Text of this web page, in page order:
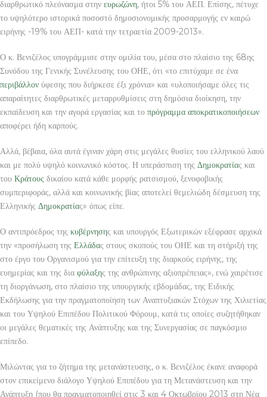
διαρθρωτικό πλεόνασμα στην ευρωζώνη, ήτοι 5% του ΑΕΠ. Επίσης, πέτυχε
το υψηλότερο ιστορικά ποσοστό δημοσιονομικής προσαρμογής εν καιρώ
ειρήνης -19% του ΑΕΠ- κατά την τετραετία 2009-2013».
Ο κ. Βενιζέλος υπογράμμισε στην ομιλία του, μέσα στο πλαίσιο της 68ης
Συνόδου της Γενικής Συνέλευσης του ΟΗΕ, ότι «το επιτύχαμε σε ένα
περιβάλλον ύφεσης που διήρκεσε έξι χρόνια» και «υλοποιήσαμε όλες τις
απαραίτητες διαρθρωτικές μεταρρυθμίσεις στη δημόσια διοίκηση, την
εκπαίδευση και την αγορά εργασίας και το πρόγραμμα αποκρατικοποιήσεων
αποφέρει ήδη καρπούς.
Αλλά, βέβαια, όλα αυτά έγιναν χάρη στις μεγάλες θυσίες του ελληνικού λαού
και με πολύ υψηλό κοινωνικό κόστος. Η υπεράσπιση της Δημοκρατίας και
του Κράτους δικαίου κατά κάθε μορφής ρατσισμού, ξενοφοβικής
συμπεριφοράς, αλλά και κοινωνικής βίας αποτελεί θεμελιώδη δέσμευση της
Ελληνικής Δημοκρατίας» όπως είπε.
Ο αντιπρόεδρος της κυβέρνησης και υπουργός Εξωτερικών εξέφρασε αρχικά
την «προσήλωση της Ελλάδας στους σκοπούς του ΟΗΕ και τη στήριξή της
στο έργο του Οργανισμού για την επίτευξη της διαρκούς ειρήνης, της
ευημερίας και της δια φύλαξης της ανθρώπινης αξιοπρέπειας», ενώ χαιρέτισε
τη διοργάνωση, στο πλαίσιο της υπουργικής εβδομάδας, της Ειδικής
Εκδήλωσης για την πραγματοποίηση των Αναπτυξιακών Στόχων της Χιλιετίας
και του Υψηλού Επιπέδου Πολιτικού Φόρουμ, κατά τις οποίες συζητήθηκαν
οι μεγάλες θεματικές της Ανάπτυξης και της Συνεργασίας σε παγκόσμιο
επίπεδο.
Μιλώντας για το ζήτημα της μετανάστευσης, ο κ. Βενιζέλος έκανε αναφορά
στον επικείμενο διάλογο Υψηλού Επιπέδου για τη Μετανάστευση και την
Ανάπτυξη (που θα πραγματοποιηθεί στις 3 και 4 Οκτωβρίου 2013 στη Νέα